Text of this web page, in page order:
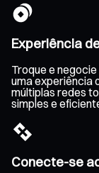
Experiência
Troque e
uma experiência
múltiplas redes
simples e
Conecte-se